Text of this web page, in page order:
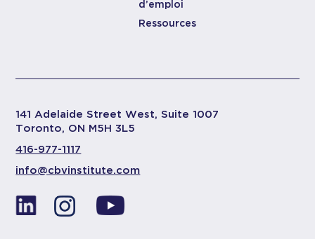
d’emploi
Ressources
141 Adelaide Street West, Suite 1007
Toronto, ON M5H 3L5
416-977-1117
info@cbvinstitute.com